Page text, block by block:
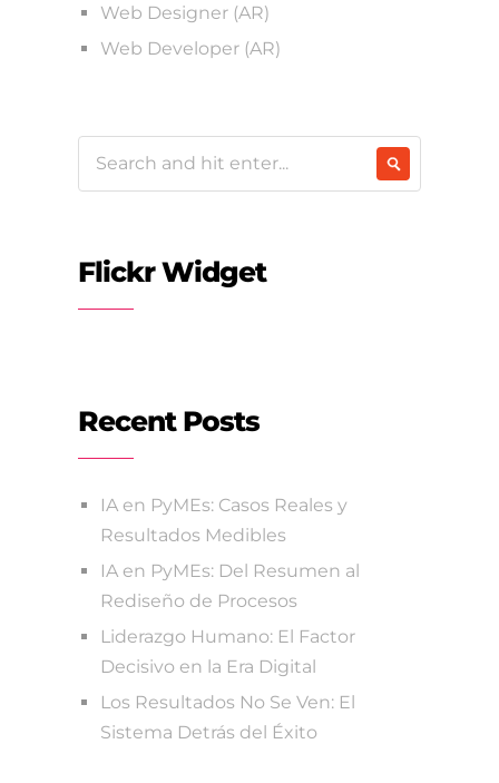
Web Designer (AR)
Web Developer (AR)
Flickr Widget
Recent Posts
IA en PyMEs: Casos Reales y
Resultados Medibles
IA en PyMEs: Del Resumen al
Rediseño de Procesos
Liderazgo Humano: El Factor
Decisivo en la Era Digital
Los Resultados No Se Ven: El
Sistema Detrás del Éxito